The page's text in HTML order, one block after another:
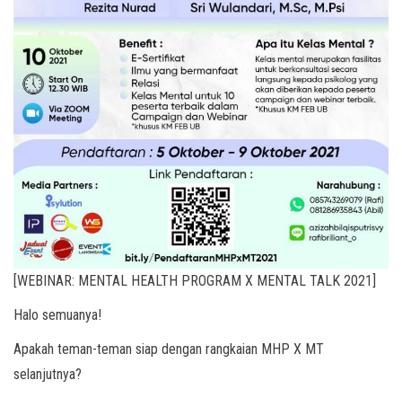
[WEBINAR: MENTAL HEALTH PROGRAM X MENTAL TALK 2021]
Halo semuanya!
Apakah teman-teman siap dengan rangkaian MHP X MT
selanjutnya?